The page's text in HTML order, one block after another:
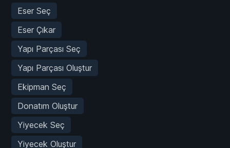
Eser Seç
Eser Çıkar
Yapı Parçası Seç
Yapı Parçası Oluştur
Ekipman Seç
Donatım Oluştur
Yiyecek Seç
Yiyecek Oluştur